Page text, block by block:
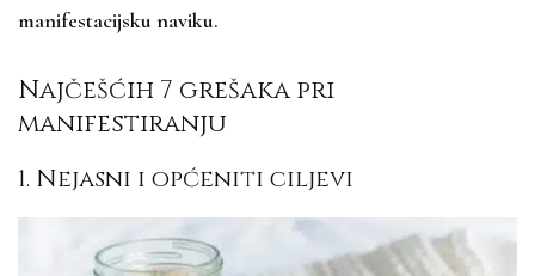
manifestacijsku naviku.
Najčešćih 7 grešaka pri
manifestiranju
1. Nejasni i općeniti ciljevi